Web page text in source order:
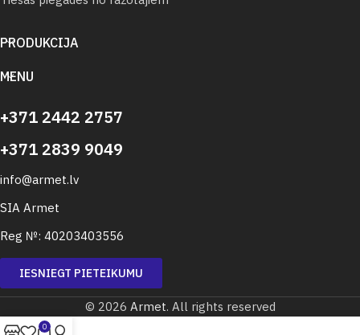
PRODUKCIJA
MENU
+371 2442 2757
+371 2839 9049
info@armet.lv
SIA Armet
Reg №: 40203403556
IESNIEGT PIETEIKUMU
© 2026 Armet. All rights reserved
0